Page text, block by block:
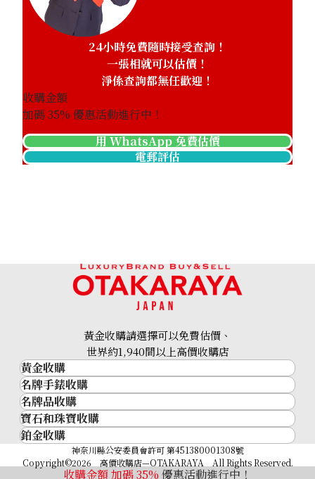
Louis Vuitton Mahina Blossom Handbag M21849
24小時免費隨時接受查詢！
一張相就可以估價！
淨係查詢都無任歡迎！
收購金額
加碼35% 優惠活動進行中！
用 WhatsApp 免費估價
電郵評估
收購金額 加碼35% 優惠活動進行中！
黃金收購請選擇可以免費估價、
世界約1,940間以上高價收購店
黃金收購
黃金･金條
金條
金幣及銀幣
過去十年黃金價格
金飾
名牌手錶收購
名牌手錶收購
勞力士 (Rolex)
Patek Philippe
Audemars Piguet
Vacheron Constantin
名牌品收購
名牌品收購
HERMES
LOUIS VUITTON
CHANEL
寶石和珠寶收購
寶石和珠寶
祖母綠
鉑金收購
神奈川縣公安委員會許可 第451380001308號
Copyright©2026 高價收購店—OTAKARAYA All Rights Reserved.